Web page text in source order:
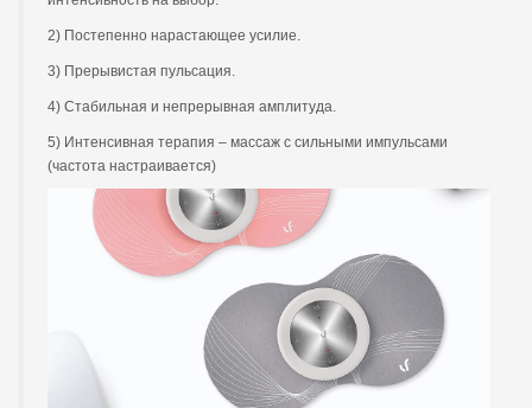
2) Постепенно нарастающее усилие.
3) Прерывистая пульсация.
4) Стабильная и непрерывная амплитуда.
5) Интенсивная терапия – массаж с сильными импульсами
(частота настраивается)